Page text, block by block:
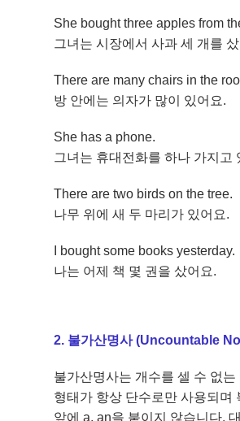
She bought three apples from
그녀는 시장에서 사과 세 개를
There are many chairs in the
방 안에는 의자가 많이 있어요.
She has a phone.
그녀는 휴대전화를 하나 가지고
There are two birds on the tree.
나무 위에 새 두 마리가 있어요.
I bought some books yesterday.
나는 어제 책 몇 권을 샀어요.
2. 불가산명사 (Uncountable
불가산명사는 개수를 셀 수 없는
형태가 항상 단수로만 사용되며
앞에 a, an을 붙이지 않습니다.